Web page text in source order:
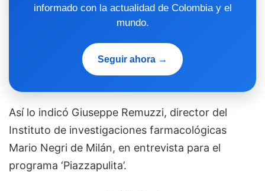
informado con la actualidad de Colombia y el
mundo.
Seguir ahora →
Así lo indicó Giuseppe Remuzzi, director del
Instituto de investigaciones farmacológicas
Mario Negri de Milán, en entrevista para el
programa ‘Piazzapulita’.